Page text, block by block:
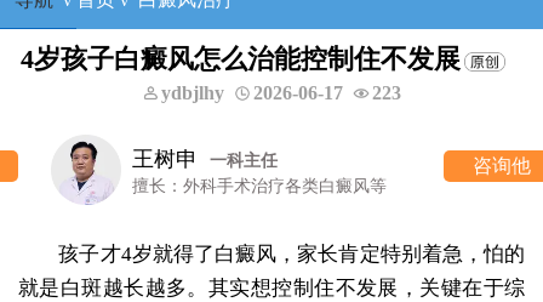
4岁孩子白癜风怎么治能控制住不发展
ydbjlhy 2026-06-17 223
王树申
一科主任
擅长：外科手术治疗各类白癜风等
咨询他
孩子才4岁就得了白癜风，家长肯定特别着急，怕的
就是白斑越长越多。其实想控制住不发展，关键在于综